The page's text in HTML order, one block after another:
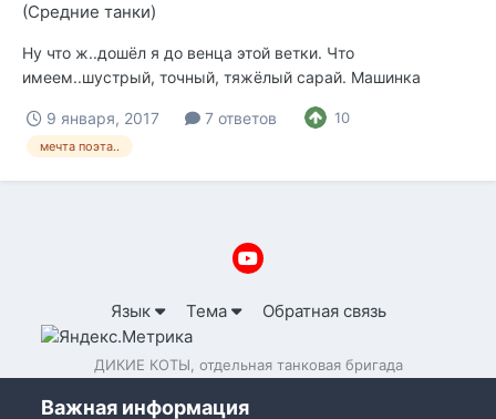
(Средние танки)
Ну что ж..дошёл я до венца этой ветки. Что
имеем..шустрый, точный, тяжёлый сарай. Машинка
держит 55-56 км/ч по прямой на средних грунтах.
Вращается на месте на мой взгляд даже несколько
9 января, 2017 7 ответов 10
мечта поэта..
Язык Тема Обратная связь
ДИКИЕ КОТЫ, отдельная танковая бригада
Важная информация